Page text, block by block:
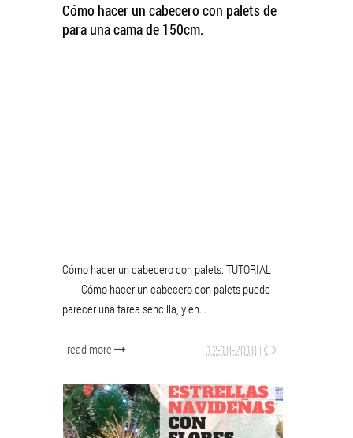
Cómo hacer un cabecero con palets de
para una cama de 150cm.
Cómo hacer un cabecero con palets: TUTORIAL
Cómo hacer un cabecero con palets puede
parecer una tarea sencilla, y en...
read more 12-18-2018 |